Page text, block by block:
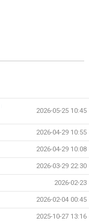
2026-05-25 10:45
2026-04-29 10:55
2026-04-29 10:08
2026-03-29 22:30
2026-02-23
2026-02-04 00:45
2025-10-27 13:16